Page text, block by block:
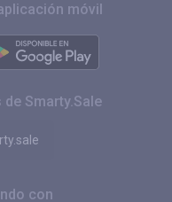
móvil
Smarty.Sale
con